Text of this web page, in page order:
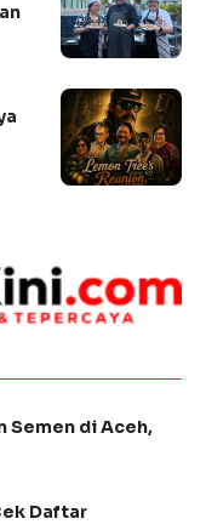
Semen di Aceh,
Daftar